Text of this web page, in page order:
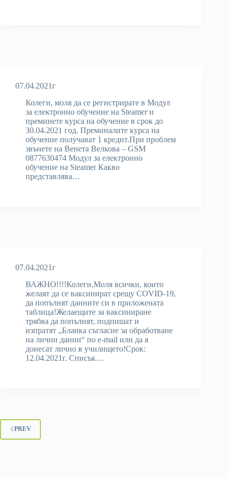
07.04.2021г
Колеги, моля да се регистрирате в Модул
за електронно обучение на Steamer и
преминете курса на обучение в срок до
30.04.2021 год. Преминалите курса на
обучение получават 1 кредит.При проблем
звънете на Венета Велкова – GSM
0877630474 Модул за електронно
обучение на Steamer Какво
представлява…
07.04.2021г
ВАЖНО!!!!Колеги,Моля всички, които
желаят да се ваксинират срещу COVID-19,
да попълнят данните си в приложената
таблица!Желаещите за ваксиниране
трябва да попълнят, подпишат и
изпратят „Бланка съгласие за обработване
на лични данни“ по e-mail или да я
донесат лично в училището!Срок:
12.04.2021г. Списък…
PREV